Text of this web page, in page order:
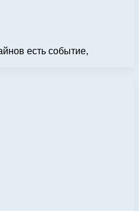
есть событие,